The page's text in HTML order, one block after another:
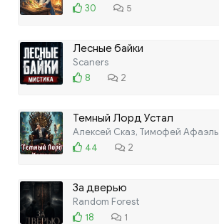
30
5
Лесные байки
Scaners
8
2
Темный Лорд Устал
Алексей Сказ, Тимофей Афаэль
44
2
За дверью
Random Forest
18
1